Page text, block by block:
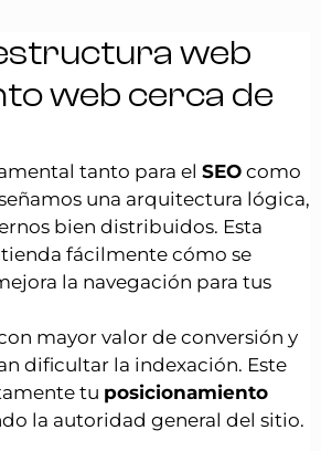
web
web cerca de
tanto para el SEOcomo
una arquitectura lógica,
bien distribuidos. Esta
fácilmente cómo se
la navegación para tus
mayor valor de conversión y
dificultar la indexación. Este
tu posicionamiento
la autoridad general del sitio.